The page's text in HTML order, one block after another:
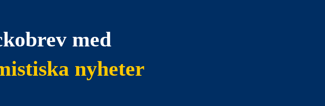
med
nyheter